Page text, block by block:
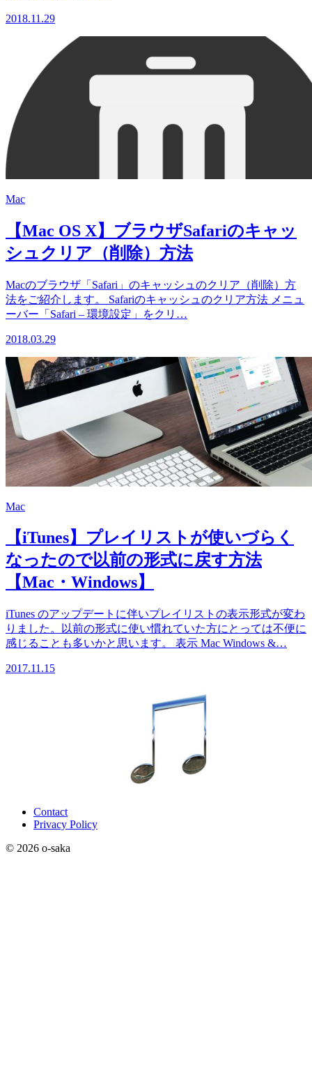
2018.11.29
Mac
【Mac OS X】ブラウザSafariのキャッ
シュクリア（削除）方法
Macのブラウザ「Safari」のキャッシュのクリア（削除）方
法をご紹介します。 Safariのキャッシュのクリア方法 メニュ
ーバー「Safari – 環境設定」をクリ…
2018.03.29
Mac
【iTunes】プレイリストが使いづらく
なったので以前の形式に戻す方法
【Mac・Windows】
iTunes のアップデートに伴いプレイリストの表示形式が変わ
りました。以前の形式に使い慣れていた方にとっては不便に
感じることも多いかと思います。 表示 Mac Windows &…
2017.11.15
Contact
Privacy Policy
© 2026 o-saka